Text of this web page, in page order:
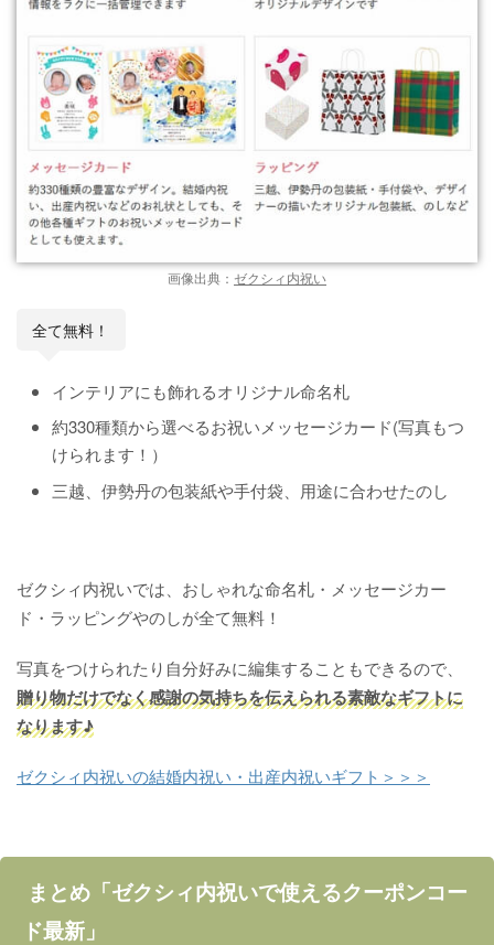
画像出典： ゼクシィ内祝い
全て無料！
インテリアにも飾れるオリジナル命名札
約330種類から選べるお祝いメッセージカード(写真もつ
けられます！）
三越、伊勢丹の包装紙や手付袋、用途に合わせたのし
ゼクシィ内祝いでは、おしゃれな命名札・メッセージカー
ド・ラッピングやのしが全て無料！
写真をつけられたり自分好みに編集することもできるので、
贈り物だけでなく感謝の気持ちを伝えられる素敵なギフトに
なります♪
ゼクシィ内祝いの結婚内祝い・出産内祝いギフト＞＞＞
まとめ「ゼクシィ内祝いで使えるクーポンコー
ド最新」